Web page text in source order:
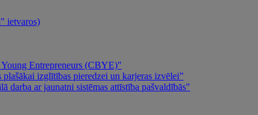
ietvaros)
Entrepreneurs (CBYE)"
izglītības pieredzei un karjeras izvēlei”
darba ar jaunatni sistēmas attīstība pašvaldībās"